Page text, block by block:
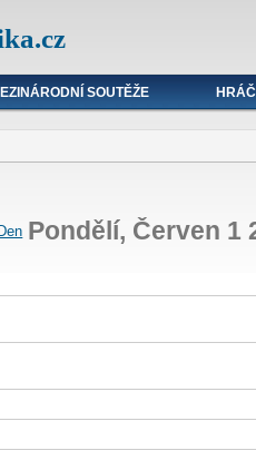
SOUTĚŽE
Pondělí, Červen 1